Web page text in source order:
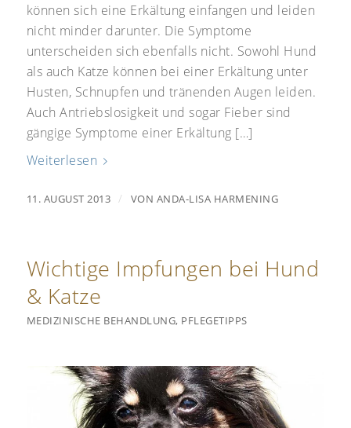
können sich eine Erkältung einfangen und leiden
nicht minder darunter. Die Symptome
unterscheiden sich ebenfalls nicht. Sowohl Hund
als auch Katze können bei einer Erkältung unter
Husten, Schnupfen und tränenden Augen leiden.
Auch Antriebslosigkeit und sogar Fieber sind
gängige Symptome einer Erkältung […]
Weiterlesen
11. AUGUST 2013 / VON ANDA-LISA HARMENING
Wichtige Impfungen bei Hund
& Katze
MEDIZINISCHE BEHANDLUNG, PFLEGETIPPS